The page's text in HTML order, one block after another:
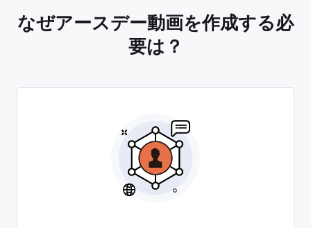
なぜアースデー動画を作成する必
要は？